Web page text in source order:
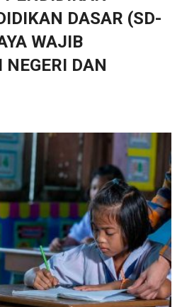
DASAR (SD-
WAJIB
DAN